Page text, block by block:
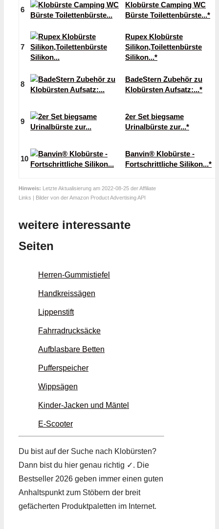
6
Klobürste Camping WC
Bürste Toilettenbürste...*
7
Rupex Klobürste
Silikon,Toilettenbürste
Silikon...*
8
BadeStern Zubehör zu
Klobürsten Aufsatz:...*
9
2er Set biegsame
Urinalbürste zur...*
10
Banvin® Klobürste -
Fortschrittliche Silikon...*
Hinweis: Letzte Aktualisierung am 2022-08-25 der Affiliate
Links | Bilder von der Amazon Product Advertising API
weitere interessante
Seiten
Herren-Gummistiefel
Handkreissägen
Lippenstift
Fahrradrucksäcke
Aufblasbare Betten
Pufferspeicher
Wippsägen
Kinder-Jacken und Mäntel
E-Scooter
Du bist auf der Suche nach Klobürsten?
Dann bist du hier genau richtig ✓. Die
Bestseller 2026 geben immer einen guten
Anhaltspunkt zum Stöbern der breit
gefächerten Produktpaletten im Internet.